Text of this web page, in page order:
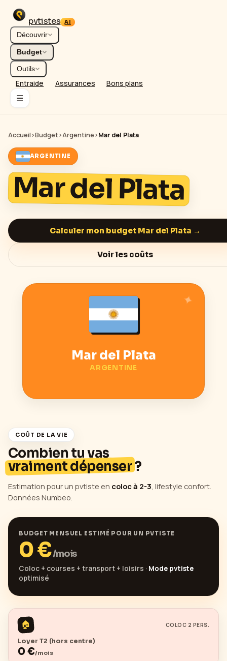
pvtistes AI
Découvrir
Budget
Outils
Entraide Assurances Bons plans
☰
Accueil›Budget›Argentine›Mar del Plata
ARGENTINE
Mar del Plata
Calculer mon budget Mar del Plata →
Voir les coûts
Mar del Plata
ARGENTINE
COÛT DE LA VIE
Combien tu vas
vraiment dépenser?
Estimation pour un pvtiste en coloc à 2-3 , lifestyle confort.
Données Numbeo.
BUDGET MENSUEL ESTIMÉ POUR UN PVTISTE
0€/mois
Coloc + courses + transport + loisirs · Mode pvtiste
optimisé
🏠 COLOC 2 PERS.
Loyer T2 (hors centre)
0 €/mois